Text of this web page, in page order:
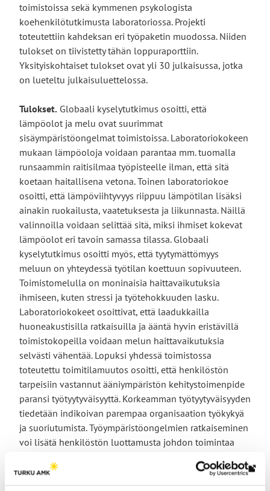
toimistoissa sekä kymmenen psykologista
koehenkilötutkimusta laboratoriossa. Projekti
toteutettiin kahdeksan eri työpaketin muodossa. Niiden
tulokset on tiivistetty tähän loppuraporttiin.
Yksityiskohtaiset tulokset ovat yli 30 julkaisussa, jotka
on lueteltu julkaisuluettelossa.
Tulokset. Globaali kyselytutkimus osoitti, että
lämpöolot ja melu ovat suurimmat
sisäympäristöongelmat toimistoissa. Laboratoriokokeen
mukaan lämpöoloja voidaan parantaa mm. tuomalla
runsaammin raitisilmaa työpisteelle ilman, että sitä
koetaan haitallisena vetona. Toinen laboratoriokoe
osoitti, että lämpöviihtyvyys riippuu lämpötilan lisäksi
ainakin ruokailusta, vaatetuksesta ja liikunnasta. Näillä
valinnoilla voidaan selittää sitä, miksi ihmiset kokevat
lämpöolot eri tavoin samassa tilassa. Globaali
kyselytutkimus osoitti myös, että tyytymättömyys
meluun on yhteydessä työtilan koettuun sopivuuteen.
Toimistomelulla on moninaisia haittavaikutuksia
ihmiseen, kuten stressi ja työtehokkuuden lasku.
Laboratoriokokeet osoittivat, että laadukkailla
huoneakustisilla ratkaisuilla ja ääntä hyvin eristävillä
toimistokopeilla voidaan melun haittavaikutuksia
selvästi vähentää. Lopuksi yhdessä toimistossa
toteutettu toimitilamuutos osoitti, että henkilöstön
tarpeisiin vastannut ääniympäristön kehitystoimenpide
paransi työtyytyväisyyttä. Korkeamman työtyytyväisyyden
tiedetään indikoivan parempaa organisaation työkykyä
ja suoriutumista. Työympäristöongelmien ratkaiseminen
voi lisätä henkilöstön luottamusta johdon toimintaa
Toteuttajat.MOTTI projektin toteutti Turun